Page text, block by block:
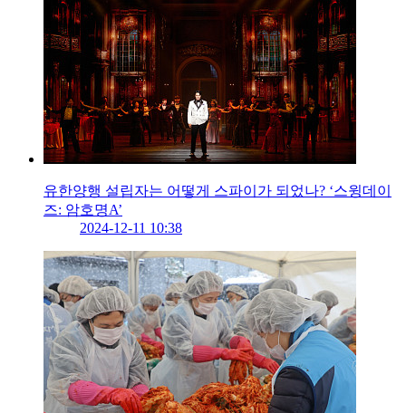
유한양행 설립자는 어떻게 스파이가 되었나? ‘스윙데이
즈: 암호명A’
2024-12-11 10:38